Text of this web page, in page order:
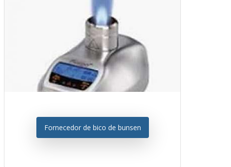
Fornecedor de bico de bunsen